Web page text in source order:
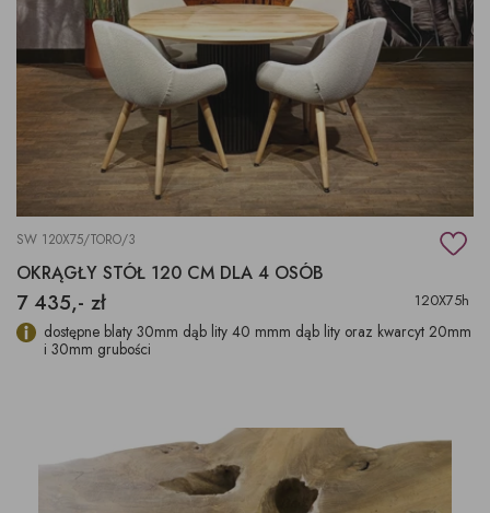
SW 120X75/TORO/3
OKRĄGŁY STÓŁ 120 CM DLA 4 OSÓB
7 435,- zł 120X75h
dostępne blaty 30mm dąb lity 40 mmm dąb lity oraz kwarcyt 20mm
i 30mm grubości